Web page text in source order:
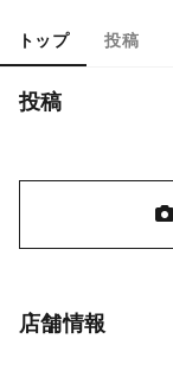
トップ 投稿
投稿
店舗情報